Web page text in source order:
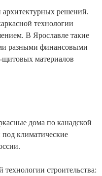
решений.
технологии
В Ярославле такие
разными финансовыми
материалов
дома по канадской
климатические
строительства: